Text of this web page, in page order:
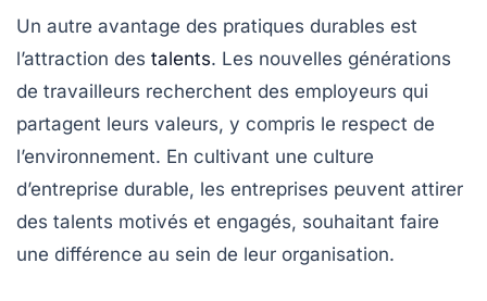
Un autre avantage des pratiques durables est
l’attraction des talents. Les nouvelles générations
de travailleurs recherchent des employeurs qui
partagent leurs valeurs, y compris le respect de
l’environnement. En cultivant une culture
d’entreprise durable, les entreprises peuvent attirer
des talents motivés et engagés, souhaitant faire
une différence au sein de leur organisation.